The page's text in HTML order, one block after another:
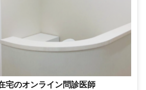
宅のオンライン問診医師